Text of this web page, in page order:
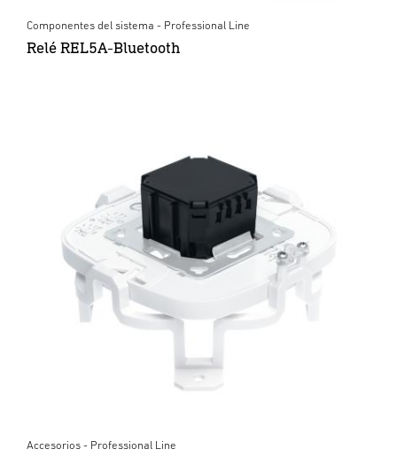
Componentes del sistema - Professional Line
Relé REL5A-Bluetooth
Accesorios - Professional Line